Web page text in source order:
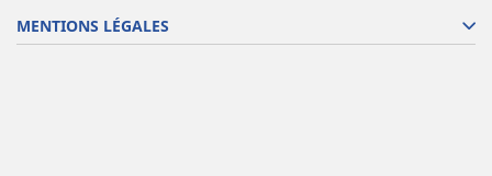
MENTIONS LÉGALES